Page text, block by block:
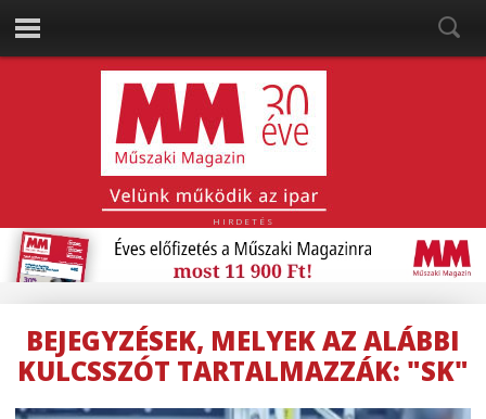
HIRDETÉS
BEJEGYZÉSEK, MELYEK AZ ALÁBBI
KULCSSZÓT TARTALMAZZÁK: "SK"